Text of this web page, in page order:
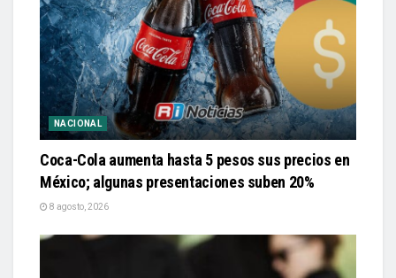
NACIONAL
Coca-Cola aumenta hasta 5 pesos sus precios en
México; algunas presentaciones suben 20%
8 agosto, 2026